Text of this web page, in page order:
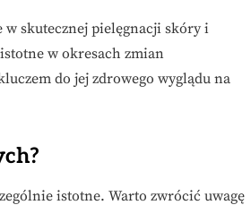
w skutecznej pielęgnacji skóry i
w okresach zmian
do jej zdrowego wyglądu na
istotne. Warto zwrócić uwagę